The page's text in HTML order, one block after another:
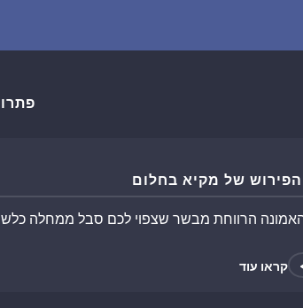
פענוח
של מקיא בחלום
הרווחת מבשר שצפוי לכם סבל ממחלה
קראו עוד